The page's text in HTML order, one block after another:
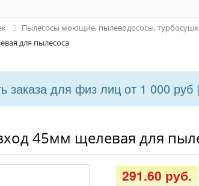
Пылесосы моющие, пылеводососы,
для пылесоса
заказа для физ лиц от 1 000
45мм щелевая для
291.60 руб.